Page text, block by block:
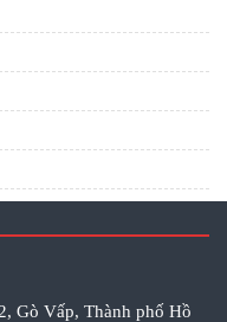
Gò Vấp, Thành phố Hồ